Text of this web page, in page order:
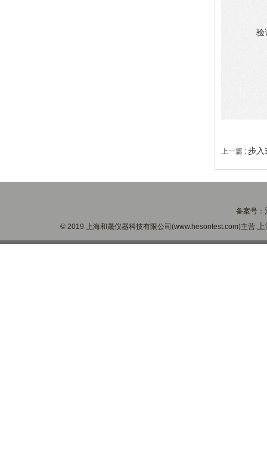
验
上一篇 : 步入
备案号：
© 2019 上海和晟仪器科技有限公司(www.hesontest.com)主营:上